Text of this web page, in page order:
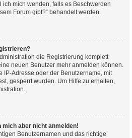
ich mich wenden, falls es Beschwerden
Forum gibt?“ behandelt werden.
die Registrierung komplett
neuen Benutzer mehr anmelden können.
IP-Adresse oder der Benutzername, mit
gesperrt wurden. Um Hilfe zu erhalten,
mich aber nicht anmelden!
Benutzernamen und das richtige